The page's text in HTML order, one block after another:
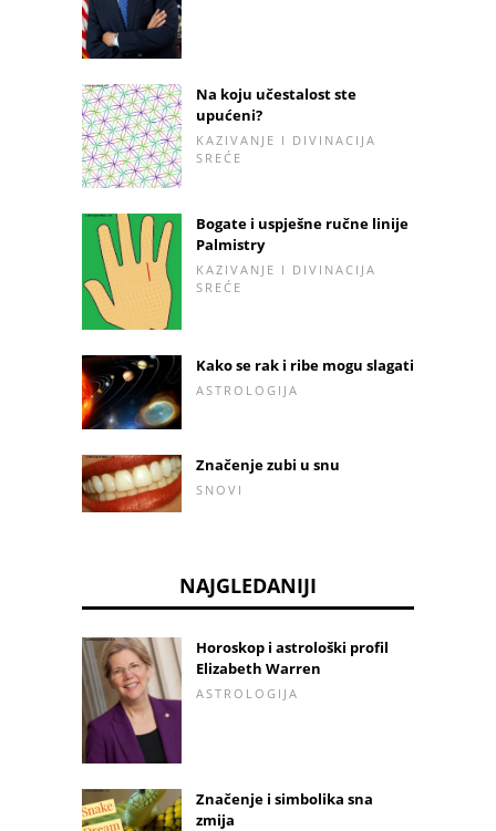
Na koju učestalost ste
upućeni?
KAZIVANJE I DIVINACIJA
SREĆE
Bogate i uspješne ručne linije
Palmistry
KAZIVANJE I DIVINACIJA
SREĆE
Kako se rak i ribe mogu slagati
ASTROLOGIJA
Značenje zubi u snu
SNOVI
NAJGLEDANIJI
Horoskop i astrološki profil
Elizabeth Warren
ASTROLOGIJA
Značenje i simbolika sna
zmija